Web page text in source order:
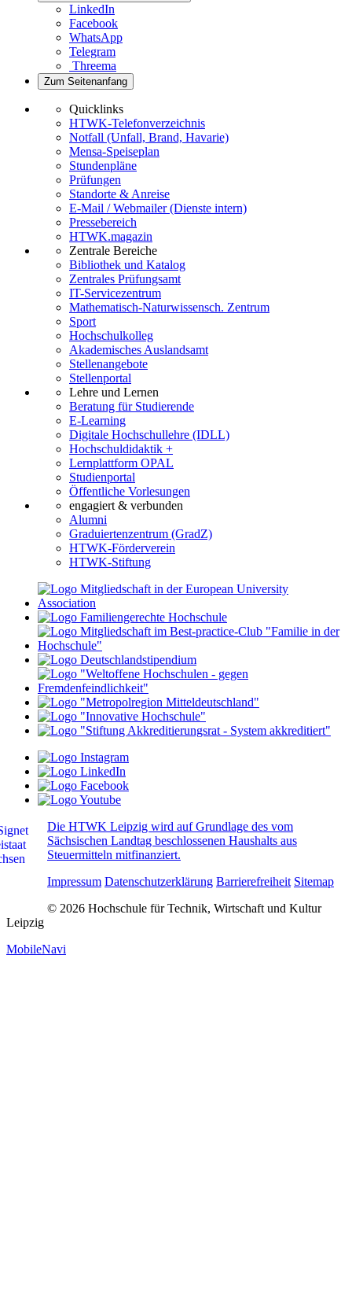
LinkedIn
Facebook
WhatsApp
Telegram
Threema
Zum Seitenanfang
Quicklinks
HTWK-Telefonverzeichnis
Notfall (Unfall, Brand, Havarie)
Mensa-Speiseplan
Stundenpläne
Prüfungen
Standorte & Anreise
E-Mail / Webmailer (Dienste intern)
Pressebereich
HTWK.magazin
Zentrale Bereiche
Bibliothek und Katalog
Zentrales Prüfungsamt
IT-Servicezentrum
Mathematisch-Naturwissensch. Zentrum
Sport
Hochschulkolleg
Akademisches Auslandsamt
Stellenangebote
Stellenportal
Lehre und Lernen
Beratung für Studierende
E-Learning
Digitale Hochschullehre (IDLL)
Hochschuldidaktik +
Lernplattform OPAL
Studienportal
Öffentliche Vorlesungen
engagiert & verbunden
Alumni
Graduiertenzentrum (GradZ)
HTWK-Förderverein
HTWK-Stiftung
Die HTWK Leipzig wird auf Grundlage des vom
Sächsischen Landtag beschlossenen Haushalts aus
Steuermitteln mitfinanziert.
Impressum Datenschutzerklärung Barrierefreiheit Sitemap
© 2026 Hochschule für Technik, Wirtschaft und Kultur
Leipzig
MobileNavi